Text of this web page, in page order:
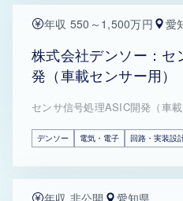
年収 550～1,500万円 愛
株式会社デンソー：セ
発（車載センサー用）
センサ信号処理ASIC開発（車載
デンソー 電気・電子 回路・実装設
年収 非公開 愛知県